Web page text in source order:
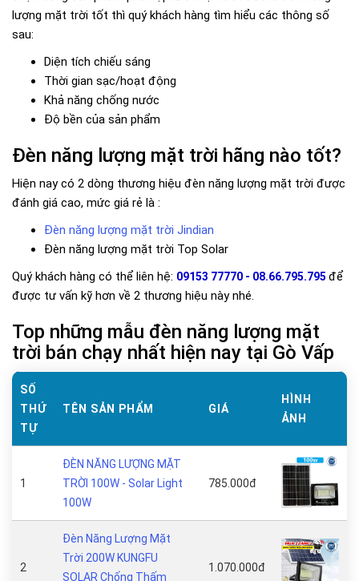
lượng mặt trời tốt thì quý khách hàng tìm hiểu các thông số
sau:
Diện tích chiếu sáng
Thời gian sạc/hoạt động
Khả năng chống nước
Độ bền của sản phẩm
Đèn năng lượng mặt trời hãng nào tốt?
Hiện nay có 2 dòng thương hiệu đèn năng lượng mặt trời được
đánh giá cao, mức giá rẻ là :
Đèn năng lượng mặt trời Jindian
Đèn năng lượng mặt trời Top Solar
Quý khách hàng có thể liên hệ: 09153 77770 - 08.66.795.795 để
được tư vấn kỹ hơn về 2 thương hiệu này nhé.
Top những mẫu đèn năng lượng mặt
trời bán chạy nhất hiện nay tại Gò Vấp
SỐ
THỨ
TỰ
TÊN SẢN PHẨM GIÁ
HÌNH
ẢNH
1
ĐÈN NĂNG LƯỢNG MẶT
TRỜI 100W - Solar Light
100W
785.000đ
2
Đèn Năng Lượng Mặt
Trời 200W KUNGFU
SOLAR Chống Thấm
1.070.000đ